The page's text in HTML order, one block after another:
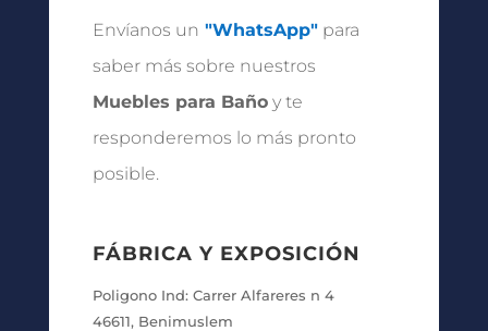
Envíanos un "WhatsApp"para
saber más sobre nuestros
Muebles para Bañoy te
responderemos lo más pronto
posible.
FÁBRICA Y EXPOSICIÓN
Poligono Ind: Carrer Alfareres n 4
46611, Benimuslem